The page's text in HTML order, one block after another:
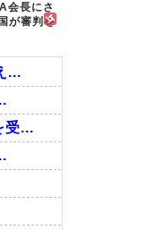
会長にさ
が審判を
...
受...